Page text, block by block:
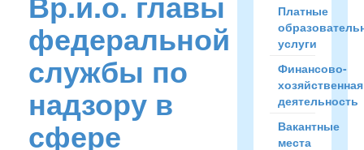
федеральной
службы по
надзору в
сфере
Платные
услуги
Финансово-
хозяйственная
деятельность
Вакантные
места